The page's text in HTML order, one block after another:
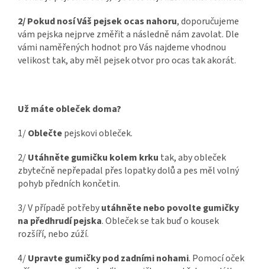
2/ Pokud nosí Váš pejsek ocas nahoru, doporučujeme
vám pejska nejprve změřit a následně nám zavolat. Dle
vámi naměřených hodnot pro Vás najdeme vhodnou
velikost tak, aby měl pejsek otvor pro ocas tak akorát.
Už máte obleček doma?
1/Oblečtepejskovi obleček.
2/Utáhněte gumičku kolem krku tak, aby obleček
zbytečně nepřepadal přes lopatky dolů a pes měl volný
pohyb předních končetin.
3/ V případě potřebyutáhněte nebo povolte gumičky
na předhrudí pejska. Obleček se tak buď o kousek
rozšíří, nebo zúží.
4/Upravte gumičky pod zadními nohami. Pomocí oček